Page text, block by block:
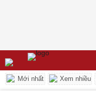
Mới nhất Xem nhiều